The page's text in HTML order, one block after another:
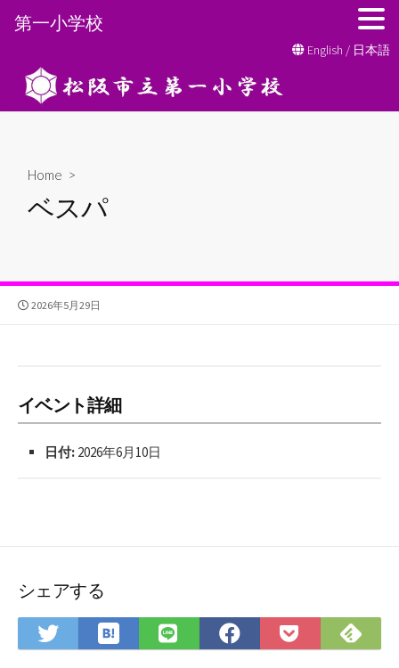
ン
English / 日本語
Home >
ベスパ
公
2026年5月29日
イベント詳細
日付: 2026年6月10日
シェアする
Twitter
で
は
て
LINE
で
Facebook
で
Pocket
に
で
第一小学校